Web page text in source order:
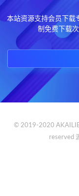
本站资源支持会员下载
制免费下载
© 2019-2020 AKAILIB
reserved